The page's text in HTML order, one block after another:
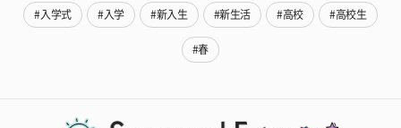
#入学式 #入学 #新入生 #新生活 #高校 #高校生
#春